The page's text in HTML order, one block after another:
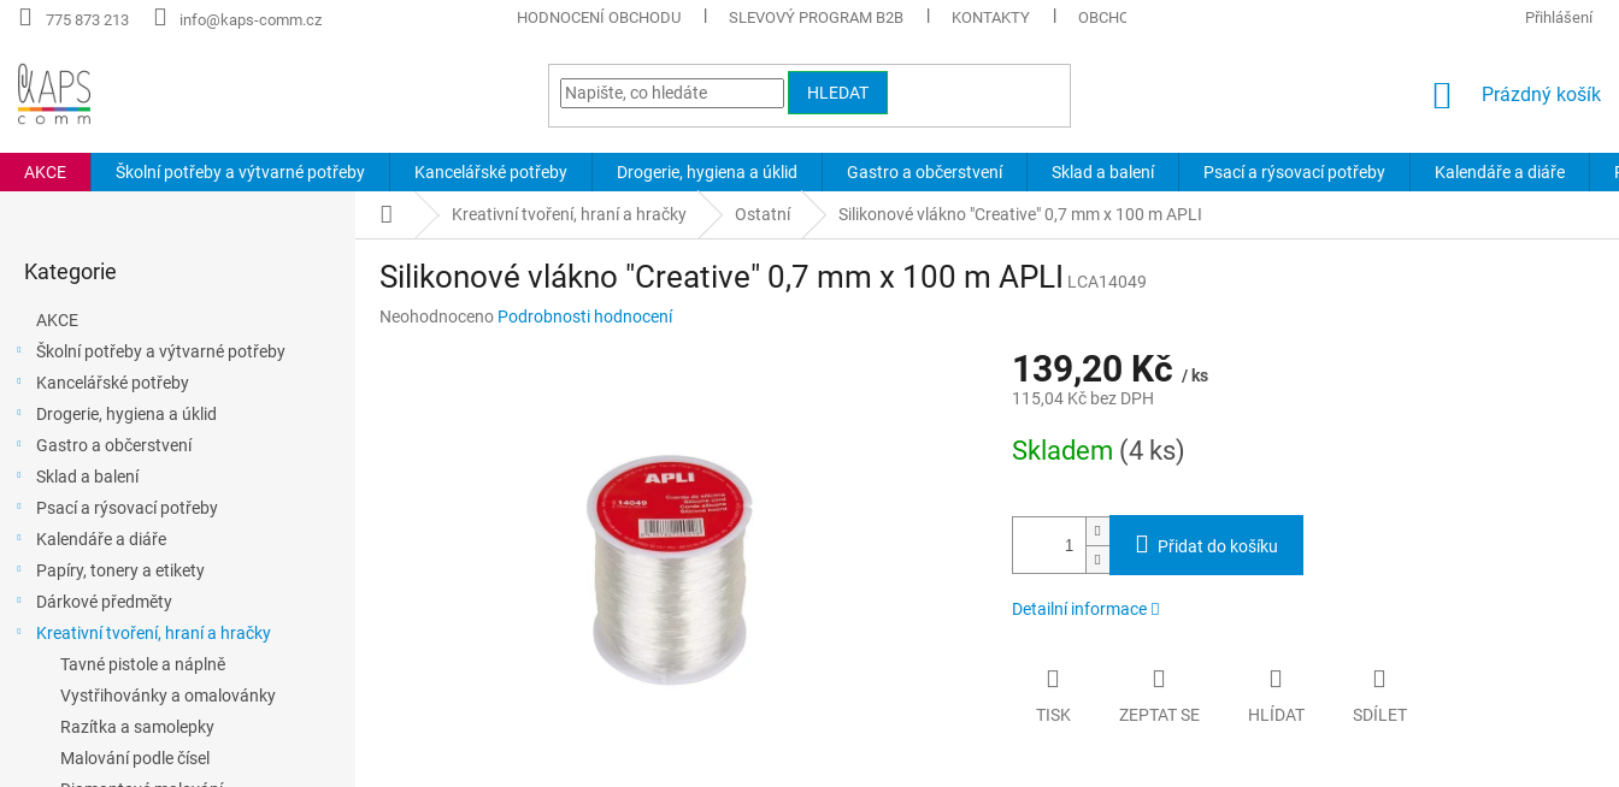
Přejít
775 873 213 info@kaps-comm.cz HODNOCENÍ OBCHODU SLEVOVÝ PROGRAM B2B KONTAKTY OBCHODNÍ PODMÍNKY PODMÍNKY OCHRANY OSOBNÍCH ÚDAJŮ
Přihlášení
HLEDAT
NÁKUPNÍ
Prázdný košík
AKCE Školní potřeby a výtvarné potřeby Kancelářské potřeby Drogerie, hygiena a úklid Gastro a občerstvení Sklad a balení Psací a rýsovací potřeby Kalendáře a diáře
kategorie
Kategorie
AKCE
Školní potřeby a výtvarné potřeby
Kancelářské potřeby
Drogerie, hygiena a úklid
Gastro a občerstvení
Sklad a balení
Psací a rýsovací potřeby
Kalendáře a diáře
Papíry, tonery a etikety
Dárkové předměty
Kreativní tvoření, hraní a hračky
Tavné pistole a náplně
Vystřihovánky a omalovánky
Razítka a samolepky
Malování podle čísel
Domů Kreativní tvoření, hraní a hračky Ostatní Silikonové vlákno "Creative" 0,7 mm x 100 m APLI
Silikonové vlákno "Creative" 0,7 mm x 100 m APLI LCA14049
Průměrné
Neohodnoceno Podrobnosti hodnocení
139,20 Kč / ks
115,04 Kč bez DPH
cena:
Skladem (4 ks)
Přidat do košíku
Detailní informace
TISK ZEPTAT SE HLÍDAT SDÍLET